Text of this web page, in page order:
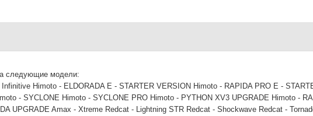
следующие модели:
Himoto - ELDORADA E - STARTER VERSION Himoto - RAPIDA PRO E -
- SYCLONE Himoto - SYCLONE PRO Himoto - PYTHON XV3 UPGRADE Himoto -
UPGRADE Amax - Xtreme Redcat - Lightning STR Redcat - Shockwave Redcat -